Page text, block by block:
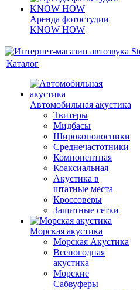
Аренда фотостудии
KNOW HOW
Каталог
Автомобильная акустика
Твитеры
Мидбасы
Широкополосники
Среднечастотники
Компонентная
Коаксиальная
Акустика в
штатные места
Кроссоверы
Защитные сетки
Морская акустика
Морская Акустика
Всепогодная
акустика
Морские
Сабвуферы